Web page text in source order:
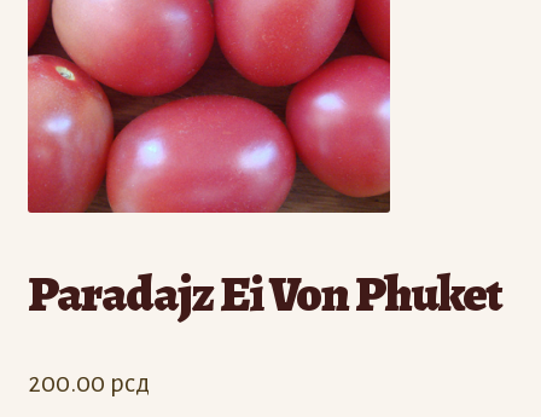
Odjava
Registracija
Paradajz Ei Von Phuket
200.00 рсд